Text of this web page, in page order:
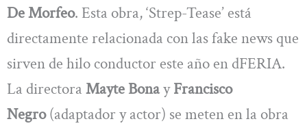
De Morfeo. Esta obra, ‘Strep-Tease’ está
directamente relacionada con las fake news que
sirven de hilo conductor este año en dFERIA.
La directora Mayte BonayFrancisco
Negro(adaptador y actor) se meten en la obra